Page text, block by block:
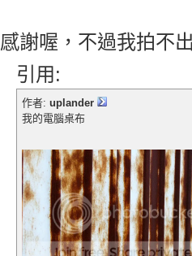
感謝喔，不過我拍不
引用:
作者: uplander
我的電腦桌布